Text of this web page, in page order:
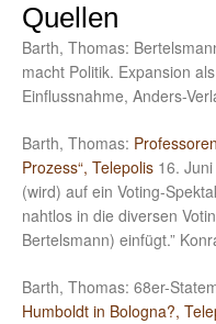
Quellen
Barth, Thomas:
macht Politik. Expansion
Einflussnahme, Anders-
Barth, Thomas:
Prozess“, Telepolis 16.
(wird) auf ein Voting-
nahtlos in die diversen
Bertelsmann) einfügt.”
Barth, Thomas: 68er-
Humboldt in Bologna?,